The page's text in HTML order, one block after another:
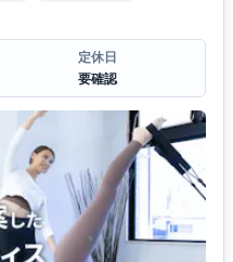
定休日
要確認